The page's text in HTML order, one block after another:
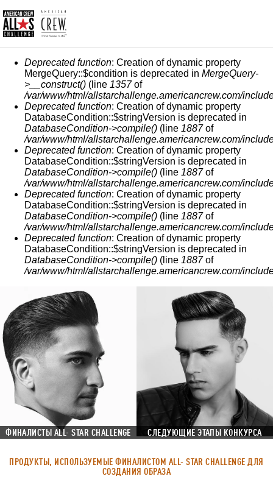
СООБЩЕНИЕ ОБ ОШИБКЕ
Deprecated function: Creation of dynamic property
MergeQuery::$condition is deprecated in MergeQuery-
>__construct() (line 1357of
/var/www/html/allstarchallenge.americancrew.com/
Deprecated function: Creation of dynamic property
DatabaseCondition::$stringVersion is deprecated in
DatabaseCondition->compile() (line 1887of
/var/www/html/allstarchallenge.americancrew.com/
Deprecated function: Creation of dynamic property
DatabaseCondition::$stringVersion is deprecated in
DatabaseCondition->compile() (line 1887of
/var/www/html/allstarchallenge.americancrew.com/
Deprecated function: Creation of dynamic property
DatabaseCondition::$stringVersion is deprecated in
DatabaseCondition->compile() (line 1887of
/var/www/html/allstarchallenge.americancrew.com/
Deprecated function: Creation of dynamic property
DatabaseCondition::$stringVersion is deprecated in
DatabaseCondition->compile() (line 1887of
/var/www/html/allstarchallenge.americancrew.com/
ФИНАЛИСТЫ ALL- STAR CHALLENGE СЛЕДУЮЩИЕ ЭТАПЫ КОНКУРСА
ПРОДУКТЫ, ИСПОЛЬЗУЕМЫЕ ФИНАЛИСТОМ ALL- STAR CHALLENGE ДЛЯ
СОЗДАНИЯ ОБРАЗА